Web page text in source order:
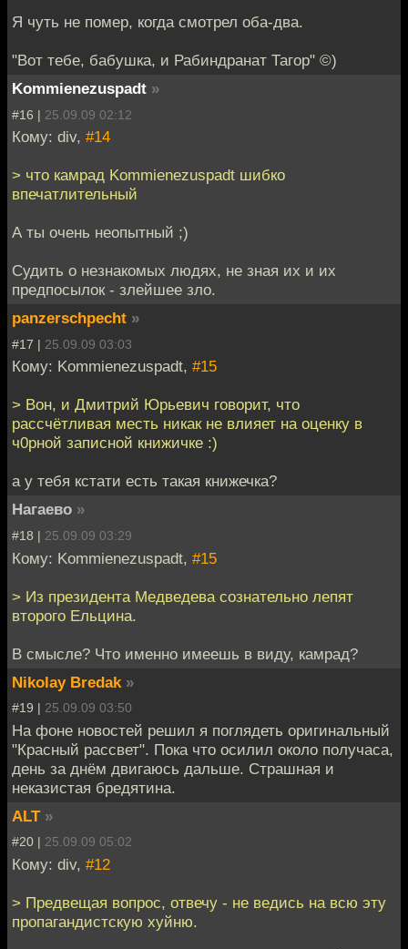
Я чуть не помер, когда смотрел оба-два.
"Вот тебе, бабушка, и Рабиндранат Тагор" ©)
Kommienezuspadt »
#16 | 25.09.09 02:12
Кому: div, #14
> что камрад Kommienezuspadt шибко
впечатлительный
А ты очень неопытный ;)
Судить о незнакомых людях, не зная их и их
предпосылок - злейшее зло.
panzerschpecht »
#17 | 25.09.09 03:03
Кому: Kommienezuspadt, #15
> Вон, и Дмитрий Юрьевич говорит, что
рассчётливая месть никак не влияет на оценку в
ч0рной записной книжичке :)
а у тебя кстати есть такая книжечка?
Нагаево »
#18 | 25.09.09 03:29
Кому: Kommienezuspadt, #15
> Из президента Медведева сознательно лепят
второго Ельцина.
В смысле? Что именно имеешь в виду, камрад?
Nikolay Bredak »
#19 | 25.09.09 03:50
На фоне новостей решил я поглядеть оригинальный
"Красный рассвет". Пока что осилил около получаса,
день за днём двигаюсь дальше. Страшная и
неказистая бредятина.
ALT »
#20 | 25.09.09 05:02
Кому: div, #12
> Предвещая вопрос, отвечу - не ведись на всю эту
пропагандистскую хуйню.